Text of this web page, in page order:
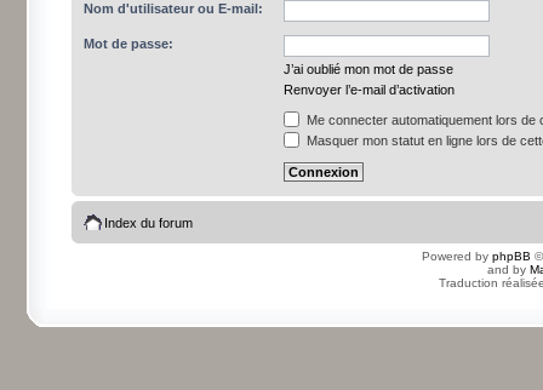
Nom d'utilisateur ou E-mail:
Mot de passe:
J’ai oublié mon mot de passe
Renvoyer l’e-mail d’activation
Me connecter automatiquement lors de
Masquer mon statut en ligne lors de
Index du forum
Powered by phpBB
and by
Traduction